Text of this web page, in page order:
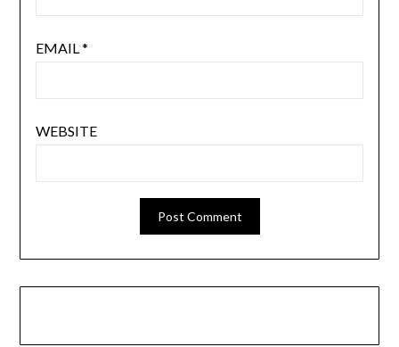
EMAIL*
WEBSITE